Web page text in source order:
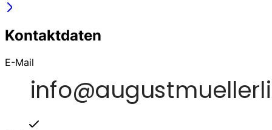
Kontaktdaten
E-Mail